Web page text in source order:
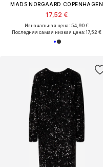
MADS NORGAARD COPENHAGEN
17,52 €
Изначальная цена: 54,90 €
Последняя самая низкая цена:17,52 €